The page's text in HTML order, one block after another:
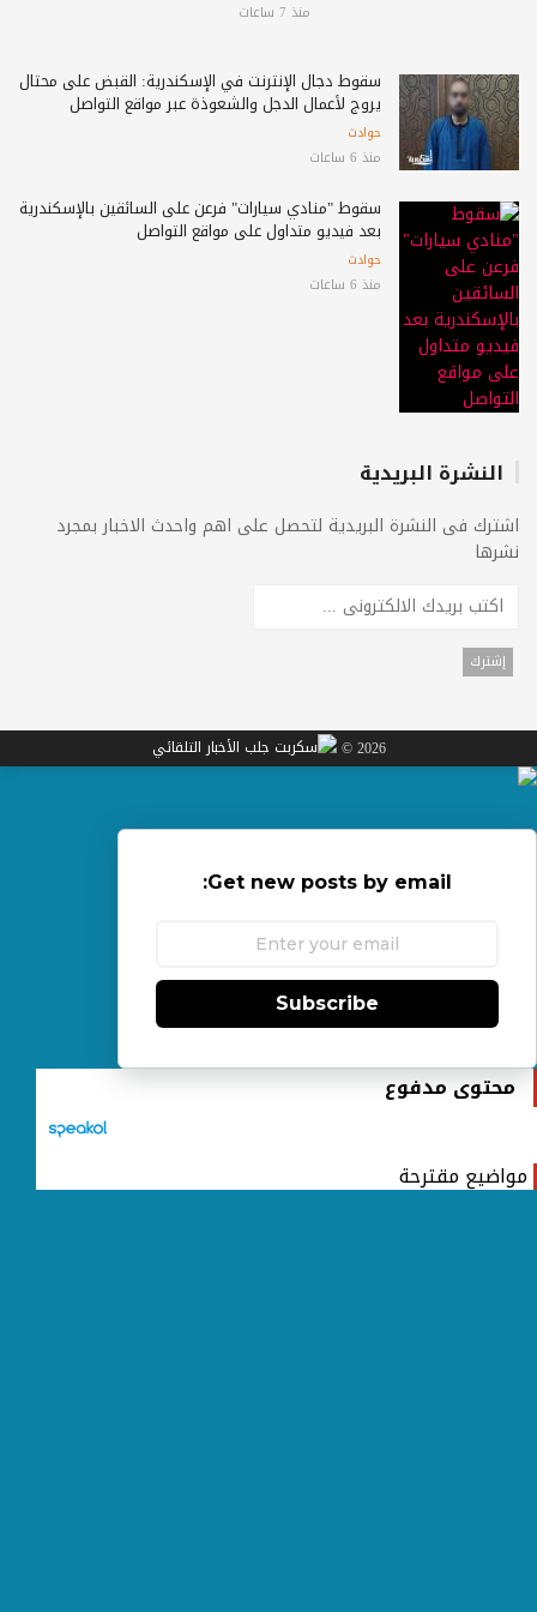
منذ 7 ساعات
سقوط دجال الإنترنت في الإسكندرية: القبض على محتال
يروج لأعمال الدجل والشعوذة عبر مواقع التواصل
حوادث
منذ 6 ساعات
سقوط "منادي سيارات" فرعن على السائقين بالإسكندرية
بعد فيديو متداول على مواقع التواصل
حوادث
منذ 6 ساعات
النشرة البريدية
اشترك فى النشرة البريدية لتحصل على اهم واحدث الاخبار بمجرد
نشرها
2026 ©
Get new posts by email:
Subscribe
محتوى مدفوع
مواضيع مقترحة